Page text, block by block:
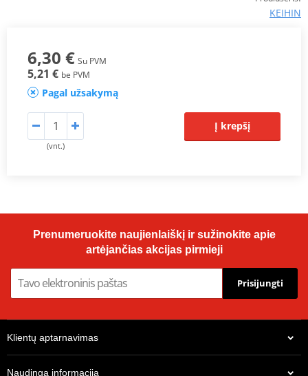
KEIHIN
6,30 € Su PVM
5,21 € be PVM
Pagal užsakymą
(vnt.)
Į krepšį
Prenumeruokite naujienlaiškį ir sužinokite apie
artėjančias akcijas pirmieji
Prisijungti
Klientų aptarnavimas
Naudinga informacija